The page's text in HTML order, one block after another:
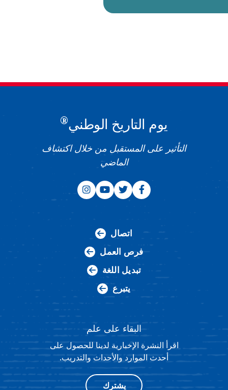
يوم التاريخ الوطني®
التأثير على المستقبل من خلال اكتشاف
الماضي
اتصال
فرص العمل
تبديل اللغة
يتبرع
البقاء على علم
اقرأ النشرة الإخبارية لدينا للحصول على
أحدث الموارد والأحداث والتدريب.
يشترك